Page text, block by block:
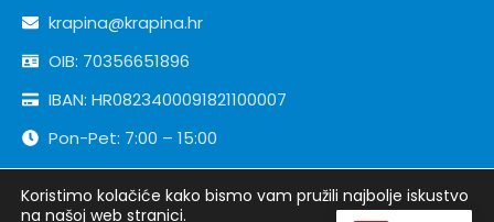
krapina@krapina.hr
OIB: 70356651896
IBAN: HR0823400091821100007
Pon-Pet: 7:00 – 15:00
Copyright ©Grad Krapina | Sva prava pridržana
Koristimo kolačiće kako bismo vam pružili najbolje iskustvo
na našoj web stranici.